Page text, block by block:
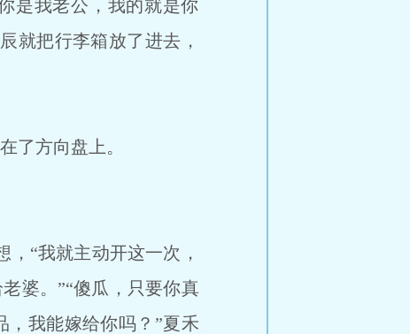
是我老公，我的就是你
就把行李箱放了进去，
方向盘上。
“我就主动开这一次，
婆。”“傻瓜，只要你真
，我能嫁给你吗？”夏禾